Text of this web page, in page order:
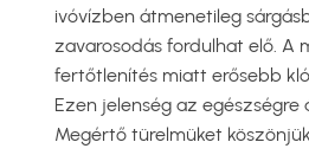
ivóvízben átmenetileg
zavarosodás fordulhat elő. A
fertőtlenítés miatt erősebb
Ezen jelenség az egészségre
Megértő türelmüket